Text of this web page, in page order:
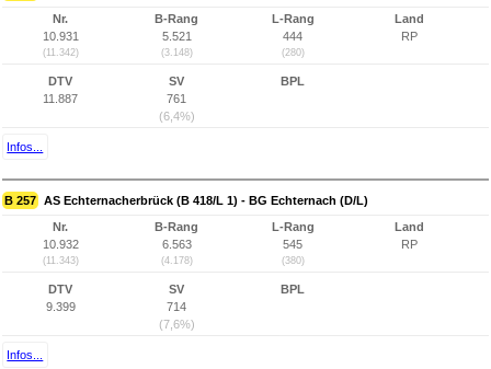
Nr.
10.931
(11.342)
B-Rang
5.521
(3.148)
L-Rang
444
(280)
Land
RP
DTV
11.887
SV
761
(6,4%)
BPL
Infos...
B 257 AS Echternacherbrück (B 418/L 1) - BG Echternach (D/L)
Nr.
10.932
(11.343)
B-Rang
6.563
(4.178)
L-Rang
545
(380)
Land
RP
DTV
9.399
SV
714
(7,6%)
BPL
Infos...